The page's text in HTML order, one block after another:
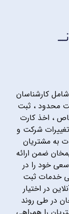
کارشناسان
محدود ، ثبت
، اخذ کارت
تغییرات شرکت و
به مشتریان
ضمن ارائه
خود را در
خدمات ثبت
در اختیار
در طی روند